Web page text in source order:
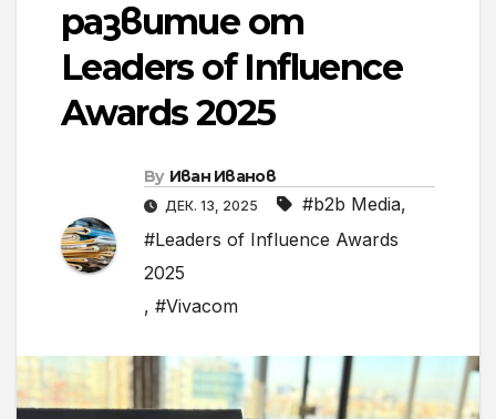
развитие от
Leaders of Influence
Awards 2025
By Иван Иванов
ДЕК. 13, 2025 #b2b Media,
#Leaders of Influence Awards
2025
, #Vivacom